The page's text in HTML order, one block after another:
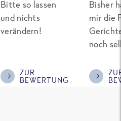
Bitte so lassen
und nichts
verändern!
ZUR
BEWERTUNG
Bisher
mir die
noch
Eiweiß.
was